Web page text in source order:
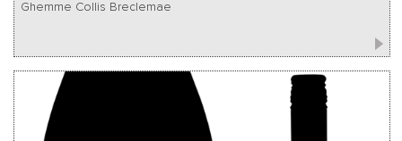
Ghemme Collis Breclemae